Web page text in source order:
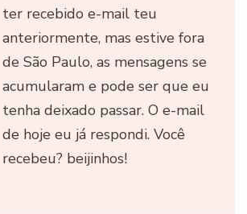
ter recebido e-mail teu
anteriormente, mas estive fora
de São Paulo, as mensagens se
acumularam e pode ser que eu
tenha deixado passar. O e-mail
de hoje eu já respondi. Você
recebeu? beijinhos!